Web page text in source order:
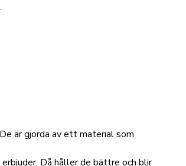
är gjorda av ett material som
Då håller de bättre och blir